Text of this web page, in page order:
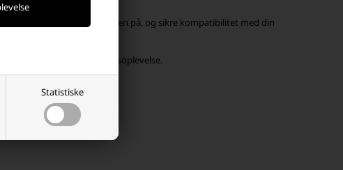
Statistiske
du vil montere lygten på, og sikre kompatibilitet med din
at forbedre din belysningsoplevelse.